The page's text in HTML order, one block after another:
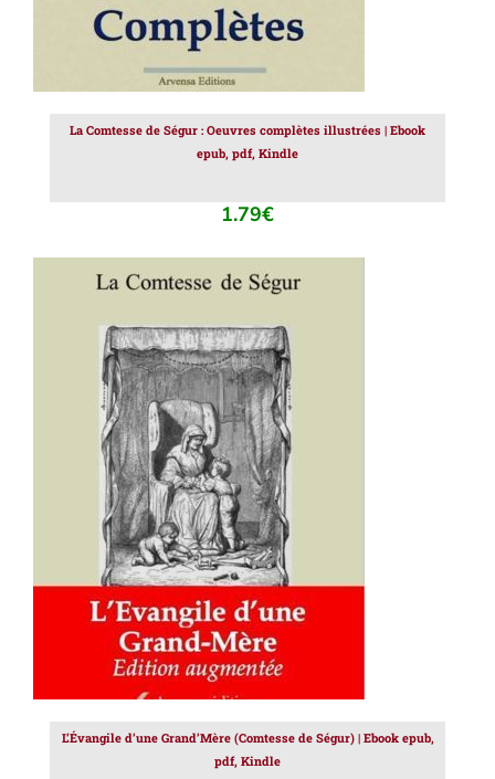
La Comtesse de Ségur : Oeuvres complètes illustrées | Ebook
epub, pdf, Kindle
1.79€
AJOUTER AU PANIER / DÉTAILS
L’Évangile d’une Grand’Mère (Comtesse de Ségur) | Ebook epub,
pdf, Kindle